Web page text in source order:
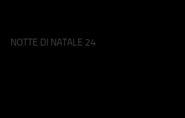
NOTTE DI NATALE 24